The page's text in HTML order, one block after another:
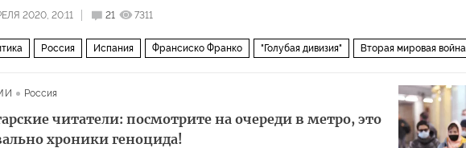
2020, 20:11 21 7311
Россия Испания Франсиско Франко "Голубая дивизия" Вторая мировая война
Россия
читатели: посмотрите на очереди в метро, это
хроники геноцида!